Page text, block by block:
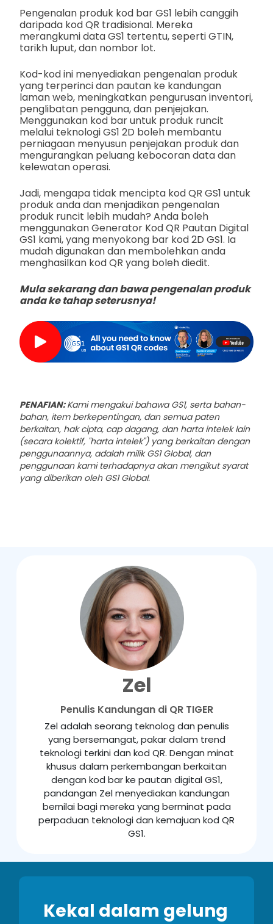
Pengenalan produk kod bar GS1 lebih canggih
daripada kod QR tradisional. Mereka
merangkumi data GS1 tertentu, seperti GTIN,
tarikh luput, dan nombor lot.
Kod-kod ini menyediakan pengenalan produk
yang terperinci dan pautan ke kandungan
laman web, meningkatkan pengurusan inventori,
penglibatan pengguna, dan penjejakan.
Menggunakan kod bar untuk produk runcit
melalui teknologi GS1 2D boleh membantu
perniagaan menyusun penjejakan produk dan
mengurangkan peluang kebocoran data dan
kelewatan operasi.
Jadi, mengapa tidak mencipta kod QR GS1 untuk
produk anda dan menjadikan pengenalan
produk runcit lebih mudah? Anda boleh
menggunakan Generator Kod QR Pautan Digital
GS1 kami, yang menyokong bar kod 2D GS1. Ia
mudah digunakan dan membolehkan anda
menghasilkan kod QR yang boleh diedit.
Mula sekarang dan bawa pengenalan produk
anda ke tahap seterusnya!
PENAFIAN:Kami mengakui bahawa GS1, serta bahan-
bahan, item berkepentingan, dan semua paten
berkaitan, hak cipta, cap dagang, dan harta intelek lain
(secara kolektif, "harta intelek") yang berkaitan dengan
penggunaannya, adalah milik GS1 Global, dan
penggunaan kami terhadapnya akan mengikut syarat
yang diberikan oleh GS1 Global.
Zel
Penulis Kandungan di QR TIGER
Zel adalah seorang teknolog dan penulis
yang bersemangat, pakar dalam trend
teknologi terkini dan kod QR. Dengan minat
khusus dalam perkembangan berkaitan
dengan kod bar ke pautan digital GS1,
pandangan Zel menyediakan kandungan
bernilai bagi mereka yang berminat pada
perpaduan teknologi dan kemajuan kod QR
GS1.
Kekal dalam gelung